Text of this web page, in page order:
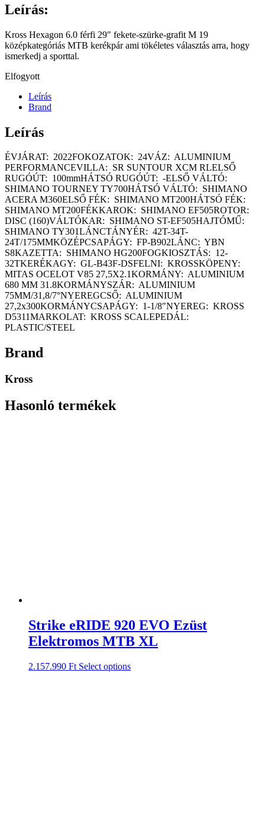
Leírás:
Kross Hexagon 6.0 férfi 29″ fekete-szürke-grafit M 19
középkategóriás MTB kerékpár ami tökéletes választás arra, hogy
ismerkedj a sporttal.
Elfogyott
Leírás
Brand
Leírás
ÉVJÁRAT: 2022FOKOZATOK: 24VÁZ: ALUMINIUM
PERFORMANCEVILLA: SR SUNTOUR XCM RLELSŐ
RUGÓÚT: 100mmHÁTSÓ RUGÓÚT: -ELSŐ VÁLTÓ:
SHIMANO TOURNEY TY700HÁTSÓ VÁLTÓ: SHIMANO
ACERA M360ELSŐ FÉK: SHIMANO MT200HÁTSÓ FÉK:
SHIMANO MT200FÉKKAROK: SHIMANO EF505ROTOR:
DISC (160)VÁLTÓKAR: SHIMANO ST-EF505HAJTÓMŰ:
SHIMANO TY301LÁNCTÁNYÉR: 42T-34T-
24T/175MMKÖZÉPCSAPÁGY: FP-B902LÁNC: YBN
S8KAZETTA: SHIMANO HG200FOGKIOSZTÁS: 12-
32TKERÉKAGY: GL-B43F-DSFELNI: KROSSKÖPENY:
MITAS OCELOT V85 27,5X2.1KORMÁNY: ALUMINIUM
680 MM 31.8KORMÁNYSZÁR: ALUMINIUM
75MM/31,8/7°NYEREGCSŐ: ALUMINIUM
27,2x300KORMÁNYCSAPÁGY: 1-1/8″NYEREG: KROSS
D5311MARKOLAT: KROSS SCALEPEDÁL:
PLASTIC/STEEL
Brand
Kross
Hasonló termékek
Strike eRIDE 920 EVO Ezüst
Elektromos MTB XL
2.157.990 Ft Select options